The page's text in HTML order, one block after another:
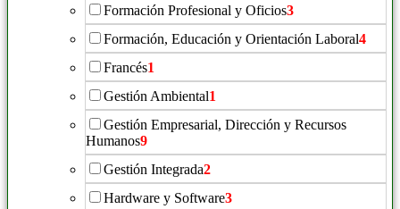
Formación Profesional y Oficios3
Formación, Educación y Orientación Laboral4
Francés1
Gestión Ambiental1
Gestión Empresarial, Dirección y Recursos
Humanos9
Gestión Integrada2
Hardware y Software3